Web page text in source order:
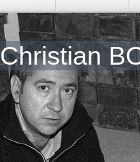
Christian